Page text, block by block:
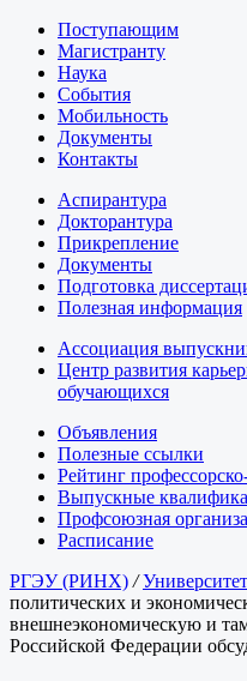
Поступающим
Магистранту
Наука
События
Мобильность
Документы
Контакты
Аспирантура
Докторантура
Прикрепление
Документы
Подготовка
Полезная информация
Ассоциация
Центр развития
обучающихся
Объявления
Полезные ссылки
Рейтинг
Выпускные
Профсоюзная
Расписание
РГЭУ (РИНХ) /Университет
политических и
внешнеэкономическую и
Российской Федерации